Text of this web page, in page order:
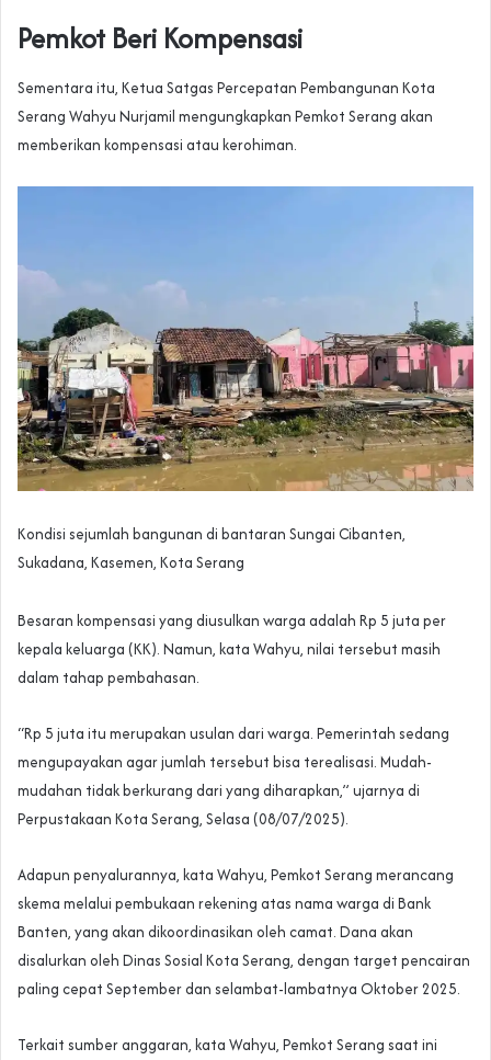
Pemkot Beri Kompensasi
Sementara itu, Ketua Satgas Percepatan Pembangunan Kota
Serang Wahyu Nurjamil mengungkapkan Pemkot Serang akan
memberikan kompensasi atau kerohiman.
Kondisi sejumlah bangunan di bantaran Sungai Cibanten,
Sukadana, Kasemen, Kota Serang
Besaran kompensasi yang diusulkan warga adalah Rp 5 juta per
kepala keluarga (KK). Namun, kata Wahyu, nilai tersebut masih
dalam tahap pembahasan.
“Rp 5 juta itu merupakan usulan dari warga. Pemerintah sedang
mengupayakan agar jumlah tersebut bisa terealisasi. Mudah-
mudahan tidak berkurang dari yang diharapkan,” ujarnya di
Perpustakaan Kota Serang, Selasa (08/07/2025).
Adapun penyalurannya, kata Wahyu, Pemkot Serang merancang
skema melalui pembukaan rekening atas nama warga di Bank
Banten, yang akan dikoordinasikan oleh camat. Dana akan
disalurkan oleh Dinas Sosial Kota Serang, dengan target pencairan
paling cepat September dan selambat-lambatnya Oktober 2025.
Terkait sumber anggaran, kata Wahyu, Pemkot Serang saat ini